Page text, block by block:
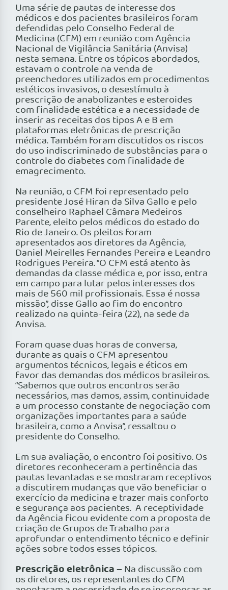
Uma série de pautas de interesse dos
médicos e dos pacientes brasileiros foram
defendidas pelo Conselho Federal de
Medicina (CFM) em reunião com Agência
Nacional de Vigilância Sanitária (Anvisa)
nesta semana. Entre os tópicos abordados,
estavam o controle na venda de
preenchedores utilizados em procedimentos
estéticos invasivos, o desestímulo à
prescrição de anabolizantes e esteroides
com finalidade estética e a necessidade de
inserir as receitas dos tipos A e B em
plataformas eletrônicas de prescrição
médica. Também foram discutidos os riscos
do uso indiscriminado de substâncias para o
controle do diabetes com finalidade de
emagrecimento.
Na reunião, o CFM foi representado pelo
presidente José Hiran da Silva Gallo e pelo
conselheiro Raphael Câmara Medeiros
Parente, eleito pelos médicos do estado do
Rio de Janeiro. Os pleitos foram
apresentados aos diretores da Agência,
Daniel Meirelles Fernandes Pereira e Leandro
Rodrigues Pereira. “O CFM está atento às
demandas da classe médica e, por isso, entra
em campo para lutar pelos interesses dos
mais de 560 mil profissionais. Essa é nossa
missão”, disse Gallo ao fim do encontro
realizado na quinta-feira (22), na sede da
Anvisa.
Foram quase duas horas de conversa,
durante as quais o CFM apresentou
argumentos técnicos, legais e éticos em
favor das demandas dos médicos brasileiros.
“Sabemos que outros encontros serão
necessários, mas damos, assim, continuidade
a um processo constante de negociação com
organizações importantes para a saúde
brasileira, como a Anvisa”, ressaltou o
presidente do Conselho.
Em sua avaliação, o encontro foi positivo. Os
diretores reconheceram a pertinência das
pautas levantadas e se mostraram receptivos
a discutirem mudanças que vão beneficiar o
exercício da medicina e trazer mais conforto
e segurança aos pacientes. A receptividade
da Agência ficou evidente com a proposta de
criação de Grupos de Trabalho para
aprofundar o entendimento técnico e definir
ações sobre todos esses tópicos.
Prescrição eletrônica –Na discussão com
os diretores, os representantes do CFM